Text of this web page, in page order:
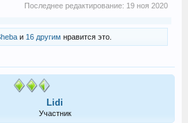
Последнее редактирование: 19 ноя 2020
и 16 другим нравится это.
Lidi
Участник